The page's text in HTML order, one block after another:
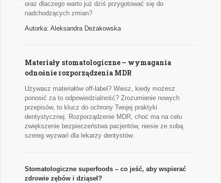
oraz dlaczego warto już dziś przygotować się do
nadchodzących zmian?
Autorka: Aleksandra Deżakowska
Materiały stomatologiczne – wymagania
odnośnie rozporządzenia MDR
Używasz materiałów off-label? Wiesz, kiedy możesz
ponosić za to odpowiedzialność? Zrozumienie nowych
przepisów, to klucz do ochrony Twojej praktyki
dentystycznej. Rozporządzenie MDR, choć ma na celu
zwiększenie bezpieczeństwa pacjentów, niesie ze sobą
szereg wyzwań dla lekarzy dentystów.
Stomatologiczne superfoods – co jeść, aby wspierać
zdrowie zębów i dziąseł?